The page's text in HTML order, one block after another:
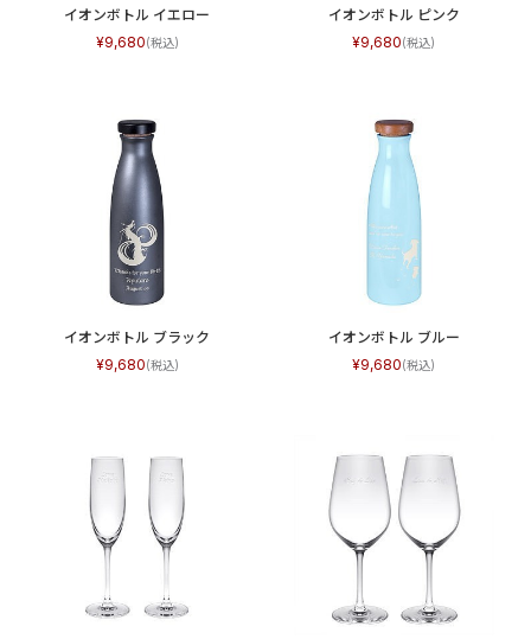
イオンボトル イエロー
9,680
イオンボトル ピンク
9,680
イオンボトル ブラック
9,680
イオンボトル ブルー
9,680